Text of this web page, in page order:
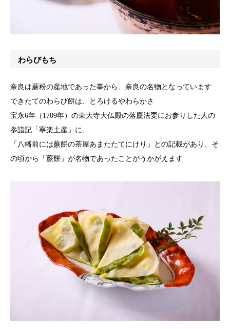
わらびもち
奈良は蕨粉の産地であった事から、奈良の名物となっています
できたてのわらび餅は、とろけるやわらかさ
宝永6年（1709年）の東大寺大仏殿の落慶法要にお参りした人の
参詣記「寧楽土産」に、
「八幡前には蕨餅の茶屋あまたたてにけり」との記載があり、そ
の頃から「蕨餅」が名物であったことがうかがえます